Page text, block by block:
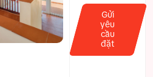
Gửi
yêu
cầu
đặt